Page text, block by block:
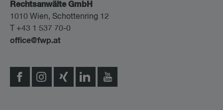
Rechtsanwälte GmbH
1010 Wien, Schottenring 12
T +43 1 537 70-0
office@fwp.at